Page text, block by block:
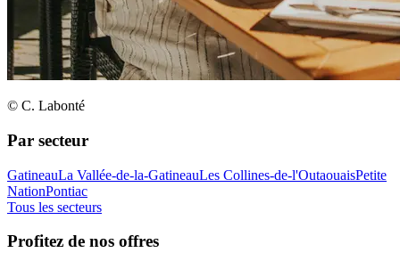
© C. Labonté
Par secteur
GatineauLa Vallée-de-la-GatineauLes Collines-de-l'OutaouaisPetite
NationPontiac
Tous les secteurs
Profitez de nos offres